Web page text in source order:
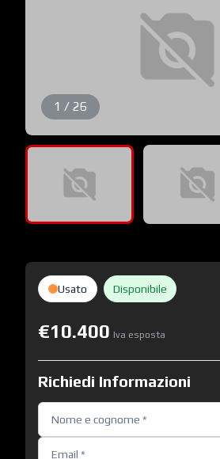
1 / 26
Usato Disponibile
€10.400 Iva esposta
Richiedi Informazioni